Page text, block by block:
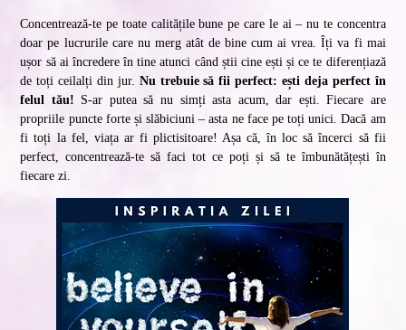
Concentrează-te pe toate calitățile bune pe care le ai – nu te concentra
doar pe lucrurile care nu merg atât de bine cum ai vrea. Îți va fi mai
ușor să ai încredere în tine atunci când știi cine ești și ce te diferențiază
de toți ceilalți din jur. Nu trebuie să fii perfect: ești deja perfect în
felul tău! S-ar putea să nu simți asta acum, dar ești. Fiecare are
propriile puncte forte și slăbiciuni – asta ne face pe toți unici. Dacă am
fi toți la fel, viața ar fi plictisitoare! Așa că, în loc să încerci să fii
perfect, concentrează-te să faci tot ce poți și să te îmbunătățești în
fiecare zi.